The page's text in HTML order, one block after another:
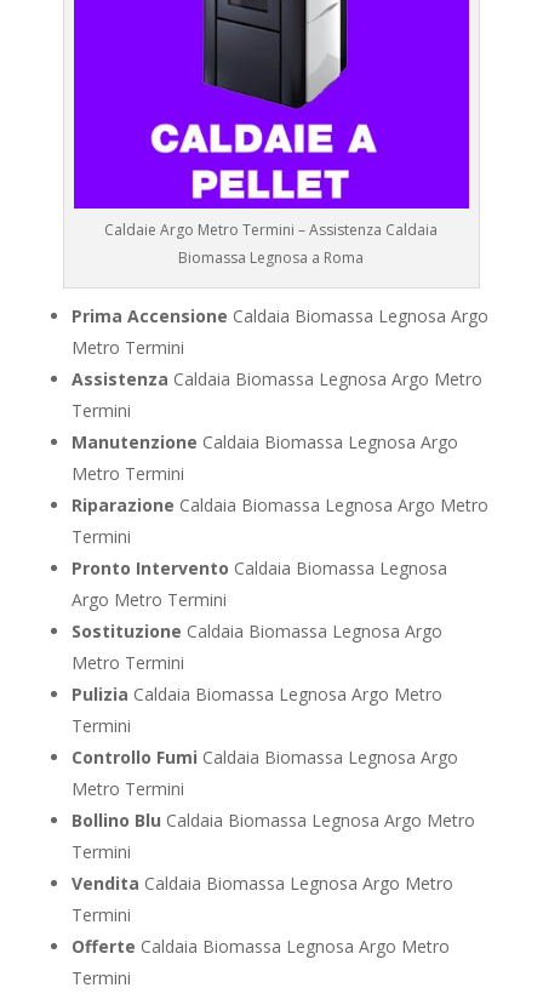
Caldaie Argo Metro Termini – Assistenza Caldaia
Biomassa Legnosa a Roma
Prima Accensione Caldaia Biomassa Legnosa Argo
Metro Termini
Assistenza Caldaia Biomassa Legnosa Argo Metro
Termini
Manutenzione Caldaia Biomassa Legnosa Argo
Metro Termini
Riparazione Caldaia Biomassa Legnosa Argo Metro
Termini
Pronto Intervento Caldaia Biomassa Legnosa
Argo Metro Termini
Sostituzione Caldaia Biomassa Legnosa Argo
Metro Termini
Pulizia Caldaia Biomassa Legnosa Argo Metro
Termini
Controllo Fumi Caldaia Biomassa Legnosa Argo
Metro Termini
Bollino Blu Caldaia Biomassa Legnosa Argo Metro
Termini
Vendita Caldaia Biomassa Legnosa Argo Metro
Termini
Offerte Caldaia Biomassa Legnosa Argo Metro
Termini